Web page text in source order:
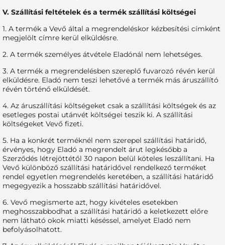
V. Szállítási feltételek és a termék szállítási költségei
1. A termék a Vevő által a megrendeléskor kézbesítési címként
megjelölt címre kerül elküldésre.
2. A termék személyes átvétele Eladónál nem lehetséges.
3. A termék a megrendelésben szereplő fuvarozó révén kerül
elküldésre. Eladó nem teszi lehetővé a termék más áruszállító
révén történő elküldését.
4. Az áruszállítási költségeket csak a szállítási költségek és az
esetleges postai utánvét költségei teszik ki. A szállítási
költségeket Vevő fizeti.
5. Ha a konkrét terméknél nem szerepel szállítási határidő,
érvényes, hogy Eladó a megrendelt árut legkésőbb a
Szerződés létrejöttétől 30 napon belül köteles leszállítani. Ha
Vevő különböző szállítási határidővel rendelkező terméket
rendel egyetlen megrendelés keretében, a szállítási határidő
megegyezik a hosszabb szállítási határidővel.
6. Vevő megismerte azt, hogy kivételes esetekben
meghosszabbodhat a szállítási határidő a keletkezett előre
nem látható okok miatti késéssel, amelyet Eladó nem
befolyásolhatott.